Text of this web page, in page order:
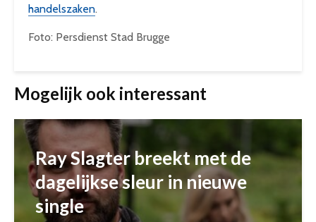
handelszaken.
Foto: Persdienst Stad Brugge
Mogelijk ook interessant
Ray Slagter breekt met de
dagelijkse sleur in nieuwe
single